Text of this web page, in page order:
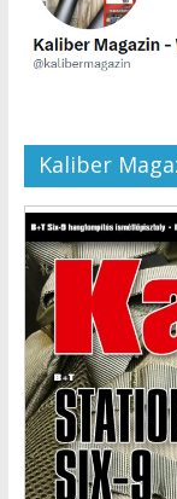
Kaliber